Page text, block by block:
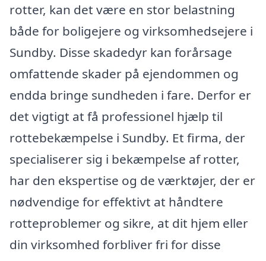
rotter, kan det være en stor belastning
både for boligejere og virksomhedsejere i
Sundby. Disse skadedyr kan forårsage
omfattende skader på ejendommen og
endda bringe sundheden i fare. Derfor er
det vigtigt at få professionel hjælp til
rottebekæmpelse i Sundby. Et firma, der
specialiserer sig i bekæmpelse af rotter,
har den ekspertise og de værktøjer, der er
nødvendige for effektivt at håndtere
rotteproblemer og sikre, at dit hjem eller
din virksomhed forbliver fri for disse